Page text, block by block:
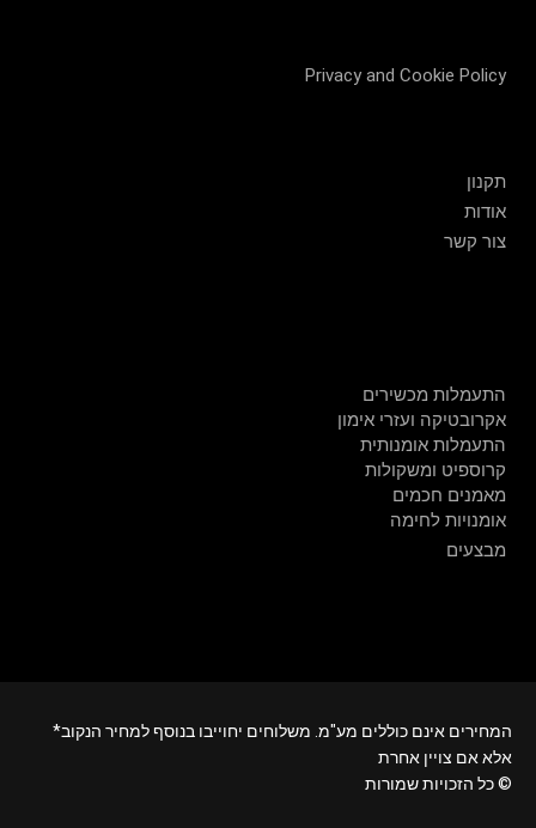
Privacy and Cookie Policy
תקנון
אודות
צור קשר
התעמלות מכשירים
אקרובטיקה ועזרי אימון
התעמלות אומנותית
קרוספיט ומשקולות
מאמנים חכמים
אומנויות לחימה
מבצעים
*המחירים אינם כוללים מע"מ. משלוחים יחוייבו בנוסף למחיר הנקוב
אלא אם צויין אחרת
כל הזכויות שמורות ©